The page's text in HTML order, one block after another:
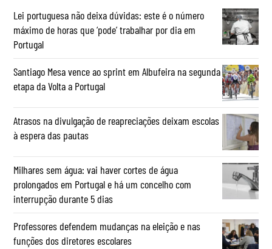
Lei portuguesa não deixa dúvidas: este é o número
máximo de horas que ‘pode’ trabalhar por dia em
Portugal
Santiago Mesa vence ao sprint em Albufeira na segunda
etapa da Volta a Portugal
Atrasos na divulgação de reapreciações deixam escolas
à espera das pautas
Milhares sem água: vai haver cortes de água
prolongados em Portugal e há um concelho com
interrupção durante 5 dias
Professores defendem mudanças na eleição e nas
funções dos diretores escolares